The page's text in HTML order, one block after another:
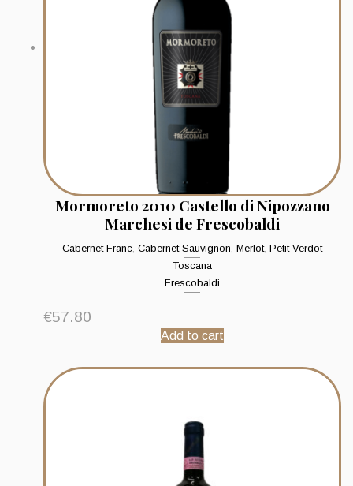
Mormoreto 2010 Castello di Nipozzano
Marchesi de Frescobaldi
Cabernet Franc, Cabernet Sauvignon, Merlot, Petit Verdot
Toscana
Frescobaldi
€57.80
Add to cart